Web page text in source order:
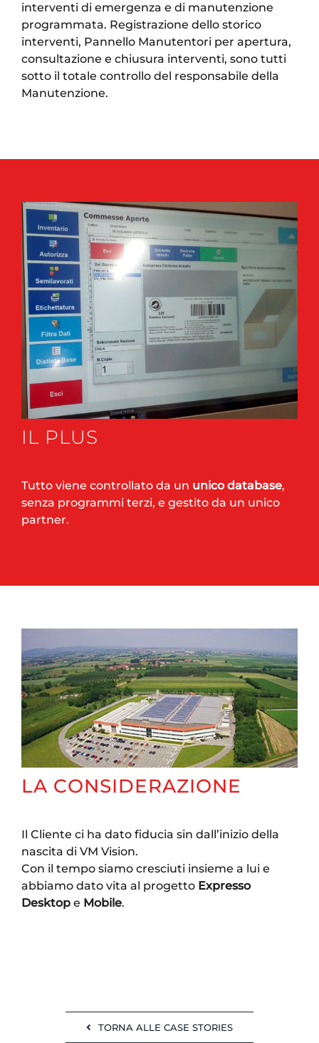
interventi di emergenza e di manutenzione
programmata. Registrazione dello storico
interventi, Pannello Manutentori per apertura,
consultazione e chiusura interventi, sono tutti
sotto il totale controllo del responsabile della
Manutenzione.
IL PLUS
Tutto viene controllato da un unico database,
senza programmi terzi, e gestito da un unico
partner.
LA CONSIDERAZIONE
Il Cliente ci ha dato fiducia sin dall’inizio della
nascita di VM Vision.
Con il tempo siamo cresciuti insieme a lui e
abbiamo dato vita al progetto Expresso
Desktope Mobile.
TORNA ALLE CASE STORIES